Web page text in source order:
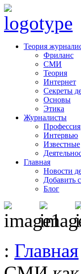
Теория
Фриланс
СМИ
Теория
Интернет
Секреты
Основы
Этика
Журналисты
Профессия
Интервью
Известные
Главная
Новости
Добавить
Блог
: Главная